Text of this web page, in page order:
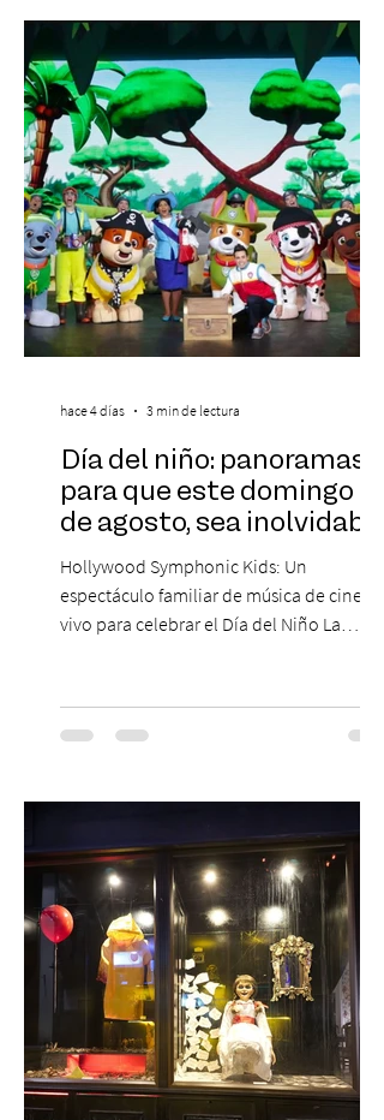
experiencias laborales forman parte de la
realidad de miles de trabajadores, Trabajo
de Monos – Reflexiones de la Selva
Corporativa, del autor Mauricio Eduardo
Medina, ha trascendido el ámbito editorial
Día del niño: panoramas
para que este domingo 09
de agosto, sea inolvidable
Hollywood Symphonic Kids: Un
espectáculo familiar de música de cine en
vivo para celebrar el Día del Niño La
musical única e inolvidable con motivo del
Día del Niño. El espectáculo Hollywood
de todos los tiempos en un concierto en
sinfónica en pleno, coro y una
sorprendente puesta en escena pensada
especialmente pa
hace 4 días 3 min de lectura